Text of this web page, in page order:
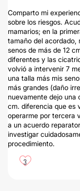
Comparto mi
sobre los riesgos.
mamarios; en la
tamaño del acordado,
senos de más de 12
diferentes y las
volvió a intervenir 7
una talla más mis
más grandes (daño
nuevamente dejo una
cm. diferencia que es
operarme por tercera
a un acuerdo
investigar
procedimiento.
3